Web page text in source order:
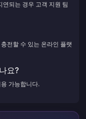
연되는 경우 고객 지원 팀
전할 수 있는 온라인 플랫
요?
가능합니다.